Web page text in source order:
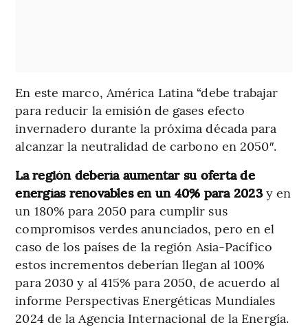
En este marco, América Latina “debe trabajar
para reducir la emisión de gases efecto
invernadero durante la próxima década para
alcanzar la neutralidad de carbono en 2050″.
La región debería aumentar su oferta de
energías renovables en un 40% para 2023 y en
un 180% para 2050 para cumplir sus
compromisos verdes anunciados, pero en el
caso de los países de la región Asia-Pacífico
estos incrementos deberían llegan al 100%
para 2030 y al 415% para 2050, de acuerdo al
informe Perspectivas Energéticas Mundiales
2024 de la Agencia Internacional de la Energía.